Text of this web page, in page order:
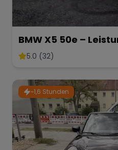
BMW X5 50e –
Hybrid-SUV mit 489
5.0 (32)
~1,6 Stunden